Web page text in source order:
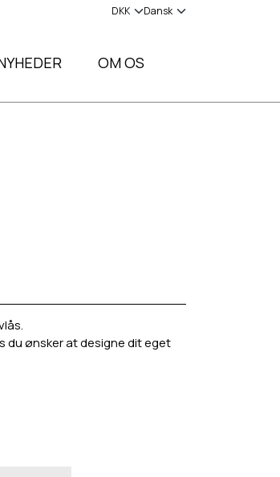
OM OS
du ønsker at designe dit eget